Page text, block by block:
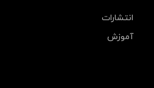
انتشارات
آموزش